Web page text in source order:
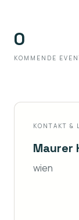
0
KOMMENDE
KONTAKT &
Maurer
wien